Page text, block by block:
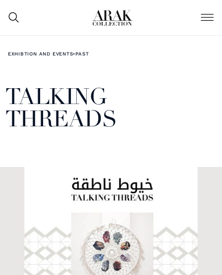
EXHIBTION AND EVENTS•PAST
TALKING
THREADS